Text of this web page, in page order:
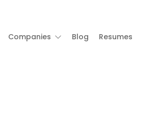
Companies Blog Resumes